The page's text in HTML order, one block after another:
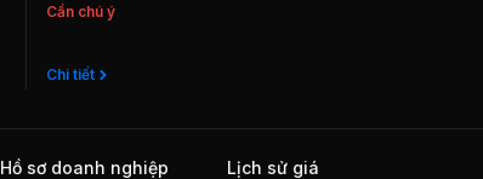
Cần chú ý
Chi tiết
Hồ sơ doanh nghiệp Lịch sử giá